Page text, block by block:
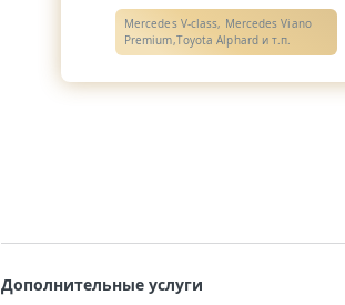
Mercedes V-class, Mercedes Viano
Premium,Toyota Alphard и т.п.
Дополнительные услуги